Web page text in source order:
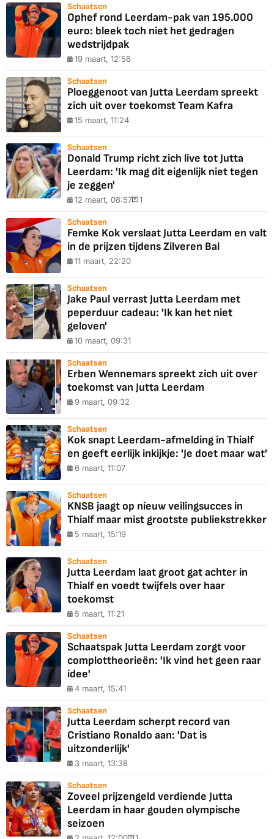
Schaatsen
Ophef rond Leerdam-pak van 195.000
euro: bleek toch niet het gedragen
wedstrijdpak
19 maart, 12:56
Schaatsen
Ploeggenoot van Jutta Leerdam spreekt
zich uit over toekomst Team Kafra
15 maart, 11:24
Schaatsen
Donald Trump richt zich live tot Jutta
Leerdam: 'Ik mag dit eigenlijk niet tegen
je zeggen'
12 maart, 08:57 1
Schaatsen
Femke Kok verslaat Jutta Leerdam en valt
in de prijzen tijdens Zilveren Bal
11 maart, 22:20
Schaatsen
Jake Paul verrast Jutta Leerdam met
peperduur cadeau: 'Ik kan het niet
geloven'
10 maart, 09:31
Schaatsen
Erben Wennemars spreekt zich uit over
toekomst van Jutta Leerdam
9 maart, 09:32
Schaatsen
Kok snapt Leerdam-afmelding in Thialf
en geeft eerlijk inkijkje: 'Je doet maar wat'
6 maart, 11:07
Schaatsen
KNSB jaagt op nieuw veilingsucces in
Thialf maar mist grootste publiekstrekker
5 maart, 15:19
Schaatsen
Jutta Leerdam laat groot gat achter in
Thialf en voedt twijfels over haar
toekomst
5 maart, 11:21
Schaatsen
Schaatspak Jutta Leerdam zorgt voor
complottheorieën: 'Ik vind het geen raar
idee'
4 maart, 15:41
Schaatsen
Jutta Leerdam scherpt record van
Cristiano Ronaldo aan: 'Dat is
uitzonderlijk'
3 maart, 13:38
Schaatsen
Zoveel prijzengeld verdiende Jutta
Leerdam in haar gouden olympische
seizoen